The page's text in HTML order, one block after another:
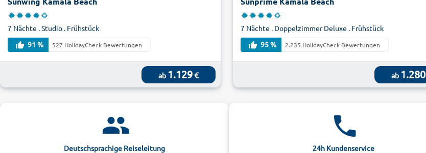
7 Nächte . Studio . Frühstück
91 %
527 HolidayCheck Bewertungen
ab 1.129€
7 Nächte . Doppelzimmer Deluxe . Frühstück
95 %
2.235 HolidayCheck Bewertungen
ab 1.280
Deutschsprachige Reiseleitung 24h Kundenservice